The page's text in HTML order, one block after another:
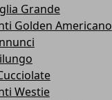
Grande
Golden Americano
Westie